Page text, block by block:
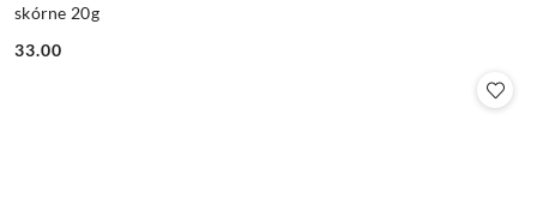
skórne 20g
Cena:
33.00